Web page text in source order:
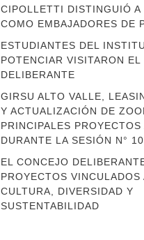
CIPOLLETTI DISTINGUIÓ A
COMO EMBAJADORES DE
ESTUDIANTES DEL
POTENCIAR VISITARON EL
DELIBERANTE
GIRSU ALTO VALLE,
Y ACTUALIZACIÓN DE
PRINCIPALES PROYECTOS
DURANTE LA SESIÓN N°
EL CONCEJO
PROYECTOS VINCULADOS
CULTURA, DIVERSIDAD Y
SUSTENTABILIDAD